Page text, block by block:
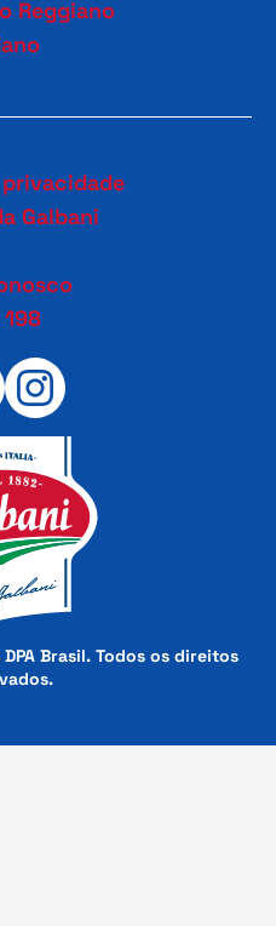
Reggiano
Galbani
Brasil. Todos os direitos